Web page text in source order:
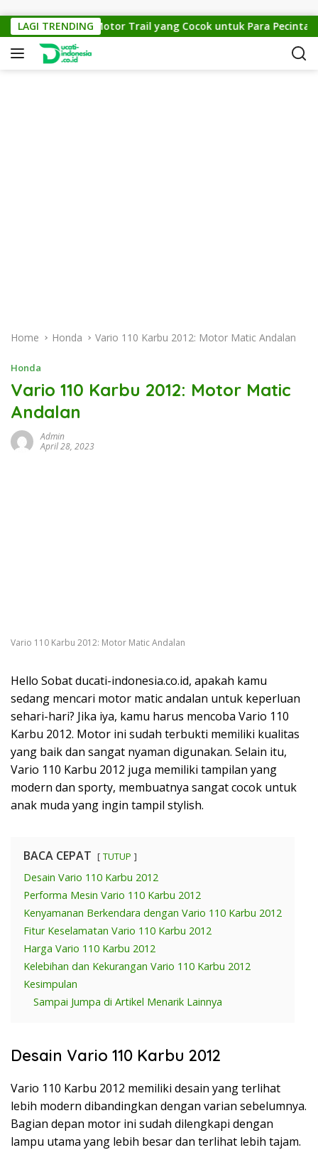
LAGI TRENDING
Cross 150: Motor Trail yang Cocok untuk Para Pecinta Off-
Home Honda Vario 110 Karbu 2012: Motor Matic Andalan
Honda
Vario 110 Karbu 2012: Motor Matic
Andalan
Admin
April 28, 2023
Vario 110 Karbu 2012: Motor Matic Andalan
Hello Sobat ducati-indonesia.co.id, apakah kamu
sedang mencari motor matic andalan untuk keperluan
sehari-hari? Jika iya, kamu harus mencoba Vario 110
Karbu 2012. Motor ini sudah terbukti memiliki kualitas
yang baik dan sangat nyaman digunakan. Selain itu,
Vario 110 Karbu 2012 juga memiliki tampilan yang
modern dan sporty, membuatnya sangat cocok untuk
anak muda yang ingin tampil stylish.
BACA CEPAT TUTUP
Desain Vario 110 Karbu 2012
Performa Mesin Vario 110 Karbu 2012
Kenyamanan Berkendara dengan Vario 110 Karbu 2012
Fitur Keselamatan Vario 110 Karbu 2012
Harga Vario 110 Karbu 2012
Kelebihan dan Kekurangan Vario 110 Karbu 2012
Kesimpulan
Sampai Jumpa di Artikel Menarik Lainnya
Desain Vario 110 Karbu 2012
Vario 110 Karbu 2012 memiliki desain yang terlihat
lebih modern dibandingkan dengan varian sebelumnya.
Bagian depan motor ini sudah dilengkapi dengan
lampu utama yang lebih besar dan terlihat lebih tajam.